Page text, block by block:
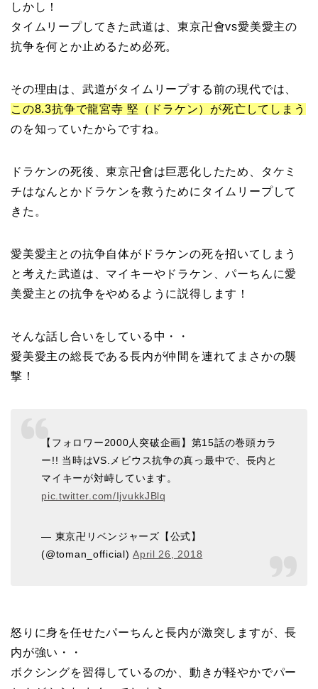
しかし！
タイムリープしてきた武道は、東京卍會vs愛美愛主の
抗争を何とか止めるため必死。
その理由は、武道がタイムリープする前の現代では、
この8.3抗争で龍宮寺 堅（ドラケン）が死亡してしまう
のを知っていたからですね。
ドラケンの死後、東京卍會は巨悪化したため、タケミ
チはなんとかドラケンを救うためにタイムリープして
きた。
愛美愛主との抗争自体がドラケンの死を招いてしまう
と考えた武道は、マイキーやドラケン、パーちんに愛
美愛主との抗争をやめるように説得します！
そんな話し合いをしている中・・
愛美愛主の総長である長内が仲間を連れてまさかの襲
撃！
【フォロワー2000人突破企画】第15話の巻頭カラ
ー!! 当時はVS.メビウス抗争の真っ最中で、長内と
マイキーが対峙しています。
pic.twitter.com/IjvukkJBlq
— 東京卍リベンジャーズ【公式】
(@toman_official)April 26, 2018
怒りに身を任せたパーちんと長内が激突しますが、長
内が強い・・
ボクシングを習得しているのか、動きが軽やかでパー